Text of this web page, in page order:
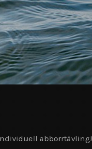
abborrtävling!